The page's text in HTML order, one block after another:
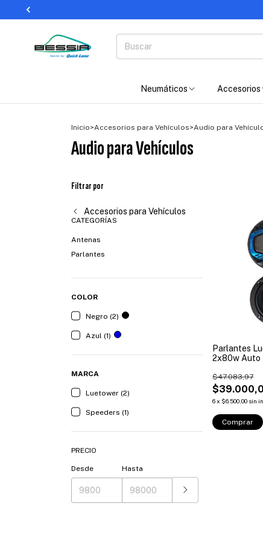
Neumáticos Accesorios
Inicio>Accesorios para Vehículos>Audio para
Audio para Vehículos
Filtrar por
Accesorios para Vehículos
CATEGORÍAS
Antenas
Parlantes
COLOR
Negro (2)
Azul (1)
MARCA
Luetower (2)
Speeders (1)
PRECIO
Desde Hasta
Parlantes
2x80w Auto
$47.083,97
6x $6.500,00 sin
Comprar